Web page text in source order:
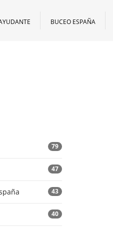
BUCEO ESPAÑA
79
47
43
40